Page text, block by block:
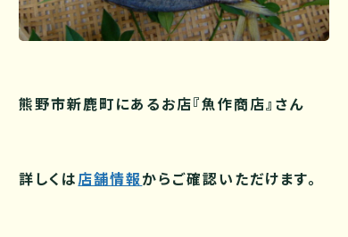
熊野市新鹿町にあるお店『魚作商店』さん
詳しくは店舗情報からご確認いただけます。